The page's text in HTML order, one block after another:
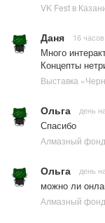
VK Fest в
Даня 16
Много
Концепты
Выставка
Ольга день
Спасибо
Алмазный фонд
Ольга день
можно ли
Алмазный фонд